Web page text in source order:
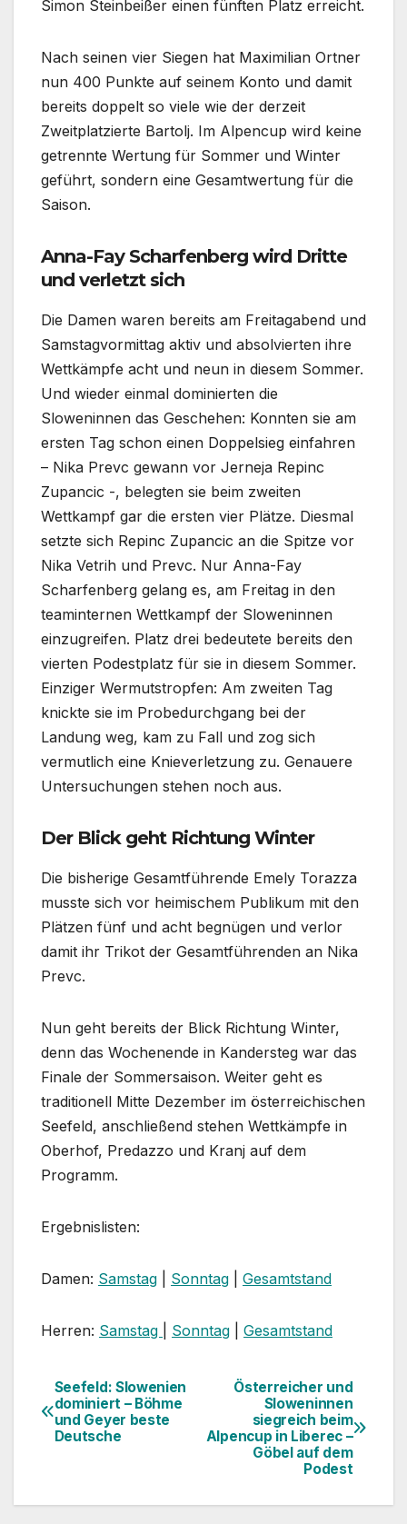
Simon Steinbeißer einen fünften Platz erreicht.
Nach seinen vier Siegen hat Maximilian Ortner
nun 400 Punkte auf seinem Konto und damit
bereits doppelt so viele wie der derzeit
Zweitplatzierte Bartolj. Im Alpencup wird keine
getrennte Wertung für Sommer und Winter
geführt, sondern eine Gesamtwertung für die
Saison.
Anna-Fay Scharfenberg wird Dritte
und verletzt sich
Die Damen waren bereits am Freitagabend und
Samstagvormittag aktiv und absolvierten ihre
Wettkämpfe acht und neun in diesem Sommer.
Und wieder einmal dominierten die
Sloweninnen das Geschehen: Konnten sie am
ersten Tag schon einen Doppelsieg einfahren
– Nika Prevc gewann vor Jerneja Repinc
Zupancic -, belegten sie beim zweiten
Wettkampf gar die ersten vier Plätze. Diesmal
setzte sich Repinc Zupancic an die Spitze vor
Nika Vetrih und Prevc. Nur Anna-Fay
Scharfenberg gelang es, am Freitag in den
teaminternen Wettkampf der Sloweninnen
einzugreifen. Platz drei bedeutete bereits den
vierten Podestplatz für sie in diesem Sommer.
Einziger Wermutstropfen: Am zweiten Tag
knickte sie im Probedurchgang bei der
Landung weg, kam zu Fall und zog sich
vermutlich eine Knieverletzung zu. Genauere
Untersuchungen stehen noch aus.
Der Blick geht Richtung Winter
Die bisherige Gesamtführende Emely Torazza
musste sich vor heimischem Publikum mit den
Plätzen fünf und acht begnügen und verlor
damit ihr Trikot der Gesamtführenden an Nika
Prevc.
Nun geht bereits der Blick Richtung Winter,
denn das Wochenende in Kandersteg war das
Finale der Sommersaison. Weiter geht es
traditionell Mitte Dezember im österreichischen
Seefeld, anschließend stehen Wettkämpfe in
Oberhof, Predazzo und Kranj auf dem
Programm.
Ergebnislisten:
Damen: Samstag Sonntag Gesamtstand
Herren: Samstag Sonntag Gesamtstand
Beitragsnavigation
Österreicher und
Sloweninnen
siegreich beim
Alpencup in Liberec –
Göbel auf dem
Podest
Seefeld: Slowenien
dominiert – Böhme
und Geyer beste
Deutsche